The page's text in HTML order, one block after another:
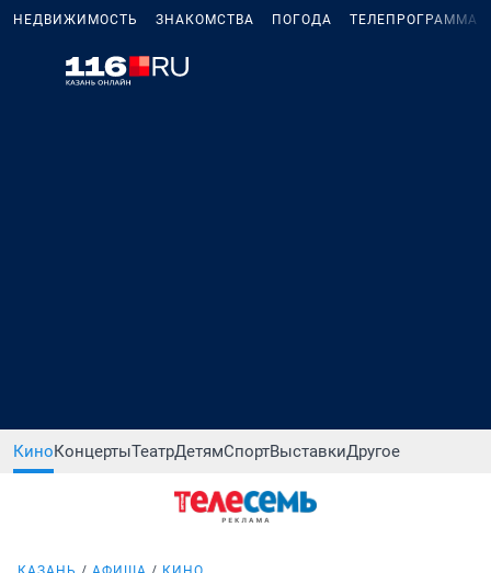
НЕДВИЖИМОСТЬ ЗНАКОМСТВА ПОГОДА ТЕЛЕПРОГРАММА
КиноКонцертыТеатрДетямСпортВыставкиДругое